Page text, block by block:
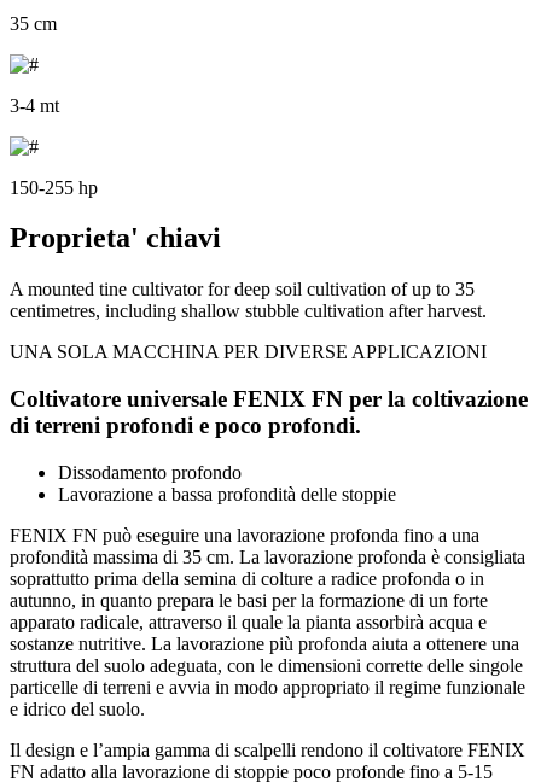
35 cm
3-4 mt
150-255 hp
Proprieta' chiavi
A mounted tine cultivator for deep soil cultivation of up to 35
centimetres, including shallow stubble cultivation after harvest.
UNA SOLA MACCHINA PER DIVERSE APPLICAZIONI
Coltivatore universale FENIX FN per la coltivazione
di terreni profondi e poco profondi.
Dissodamento profondo
Lavorazione a bassa profondità delle stoppie
FENIX FN può eseguire una lavorazione profonda fino a una
profondità massima di 35 cm. La lavorazione profonda è consigliata
soprattutto prima della semina di colture a radice profonda o in
autunno, in quanto prepara le basi per la formazione di un forte
apparato radicale, attraverso il quale la pianta assorbirà acqua e
sostanze nutritive. La lavorazione più profonda aiuta a ottenere una
struttura del suolo adeguata, con le dimensioni corrette delle singole
particelle di terreni e avvia in modo appropriato il regime funzionale
e idrico del suolo.
Il design e l’ampia gamma di scalpelli rendono il coltivatore FENIX
FN adatto alla lavorazione di stoppie poco profonde fino a 5-15